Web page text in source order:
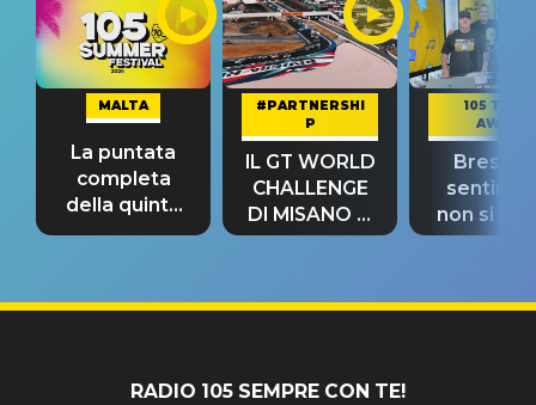
MALTA
La puntata
completa
della quinta
tappa
#PARTNERSHI
P
IL GT WORLD
CHALLENGE
DI MISANO si
riconferma
105 TAKE
AWAY
Bresh:
non si
fino alla
RADIO 105 SEMPRE CON TE!